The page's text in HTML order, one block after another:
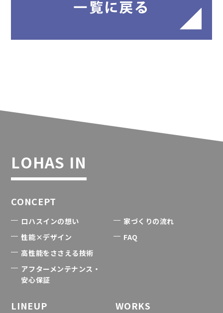
LOHAS IN
CONCEPT
ロハスインの想い
性能×デザイン
高性能をささえる技術
アフターメンテナンス・
安心保証
家づくりの流れ
FAQ
LINEUP
WORKS